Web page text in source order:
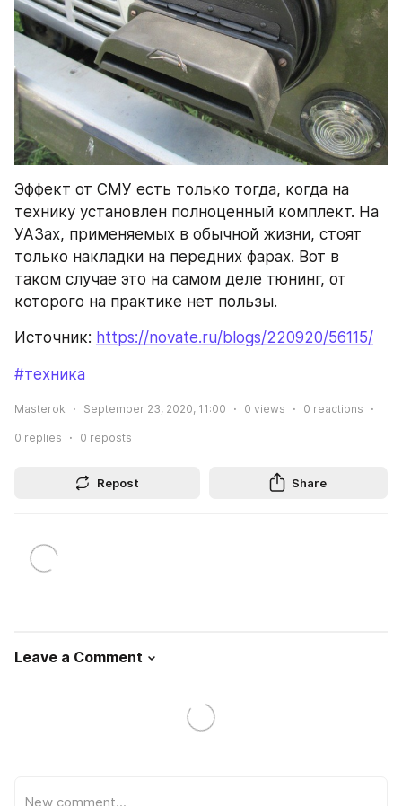
Эффект от СМУ есть только тогда, когда на
технику установлен полноценный комплект. На
УАЗах, применяемых в обычной жизни, стоят
только накладки на передних фарах. Вот в
таком случае это на самом деле тюнинг, от
которого на практике нет пользы.
Источник: https://novate.ru/blogs/220920/56115/
#техника
Masterok September 23, 2020, 11:00 0 views 0 reactions
0 replies 0 reposts
Repost Share
Leave a Comment